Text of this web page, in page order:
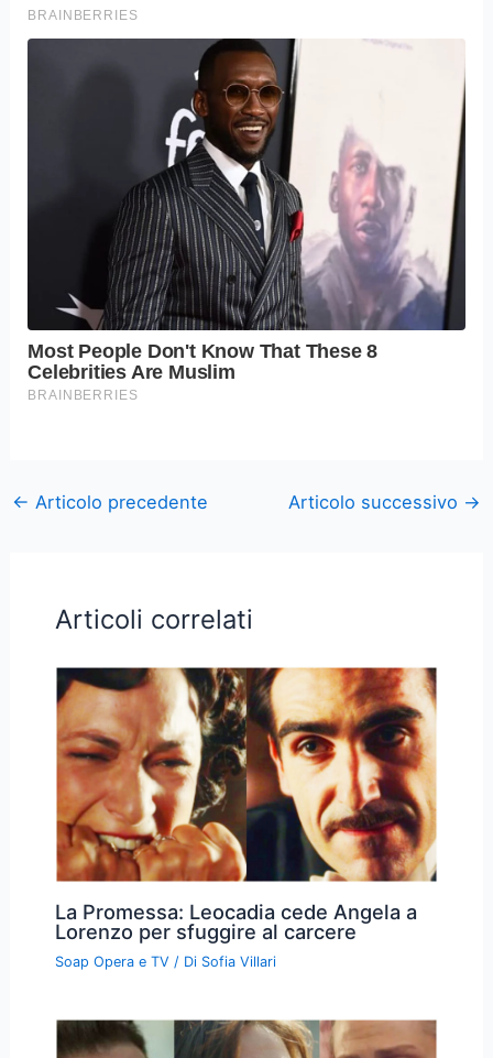
← Articolo precedente Articolo successivo →
Articoli correlati
La Promessa: Leocadia cede Angela a
Lorenzo per sfuggire al carcere
Soap Opera e TV / Di Sofia Villari